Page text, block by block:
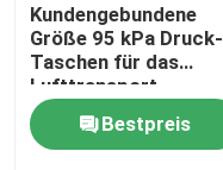
Kundengebundene
Größe 95 kPa Druck-
Taschen für das
Lufttransport
Exemplarverpacken
Bestpreis